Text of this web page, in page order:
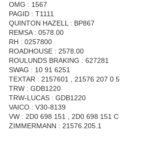
OMG : 1567
PAGID : T1111
QUINTON HAZELL : BP867
REMSA : 0578.00
RH : 0257800
ROADHOUSE : 2578.00
ROULUNDS BRAKING : 627281
SWAG : 10 91 6251
TEXTAR : 2157601 , 21576 207 0 5
TRW : GDB1220
TRW-LUCAS : GDB1220
VAICO : V30-8139
VW : 2D0 698 151 , 2D0 698 151 C
ZIMMERMANN : 21576.205.1